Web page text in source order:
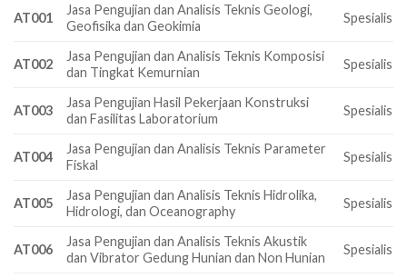
AT001
Jasa Pengujian dan Analisis Teknis Geologi,
Geofisika dan Geokimia
Spesialis
AT002
Jasa Pengujian dan Analisis Teknis Komposisi
dan Tingkat Kemurnian
Spesialis
AT003
Jasa Pengujian Hasil Pekerjaan Konstruksi
dan Fasilitas Laboratorium
Spesialis
AT004
Jasa Pengujian dan Analisis Teknis Parameter
Fiskal
Spesialis
AT005
Jasa Pengujian dan Analisis Teknis Hidrolika,
Hidrologi, dan Oceanography
Spesialis
AT006
Jasa Pengujian dan Analisis Teknis Akustik
dan Vibrator Gedung Hunian dan Non Hunian
Spesialis